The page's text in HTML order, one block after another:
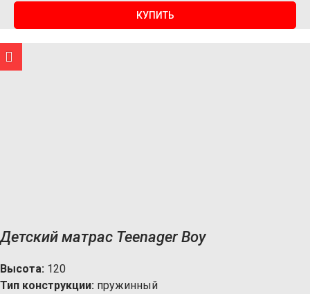
КУПИТЬ
Детский матрас Teenager Boy
Высота: 120
Тип конструкции: пружинный